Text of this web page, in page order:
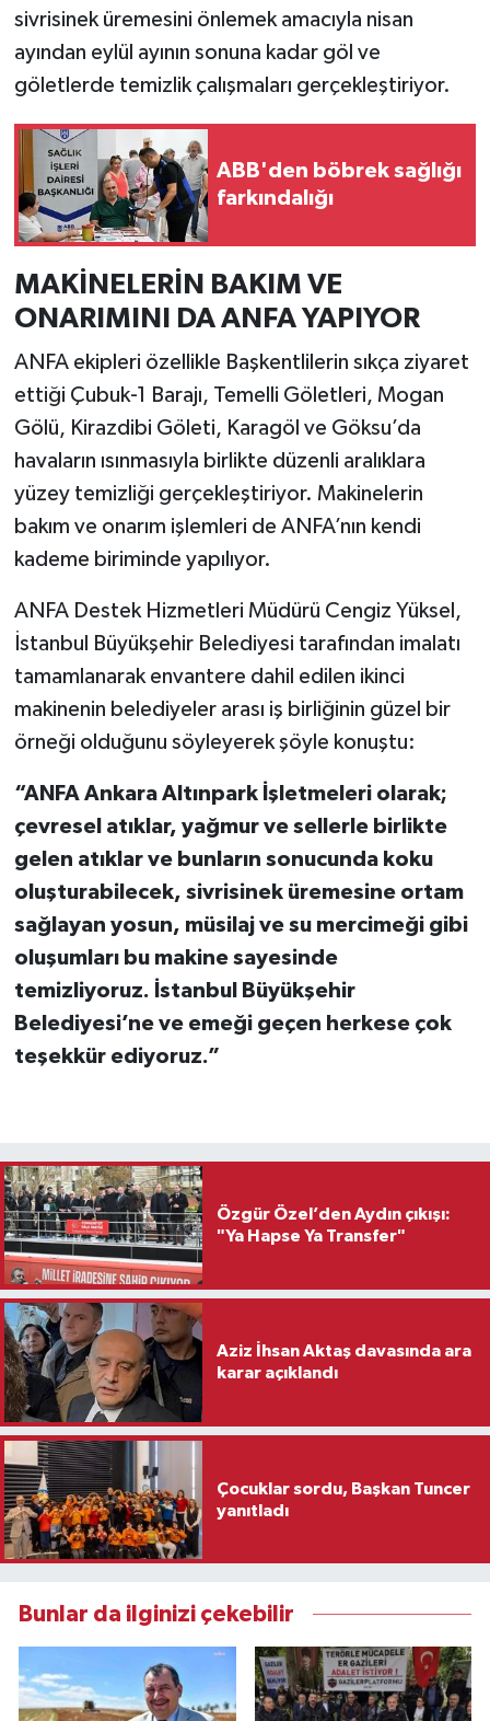
sivrisinek üremesini önlemek amacıyla nisan
ayından eylül ayının sonuna kadar göl ve
göletlerde temizlik çalışmaları gerçekleştiriyor.
ABB'den böbrek sağlığı
farkındalığı
MAKİNELERİN BAKIM VE
ONARIMINI DA ANFA YAPIYOR
ANFA ekipleri özellikle Başkentlilerin sıkça ziyaret
ettiği Çubuk-1 Barajı, Temelli Göletleri, Mogan
Gölü, Kirazdibi Göleti, Karagöl ve Göksu’da
havaların ısınmasıyla birlikte düzenli aralıklara
yüzey temizliği gerçekleştiriyor. Makinelerin
bakım ve onarım işlemleri de ANFA’nın kendi
kademe biriminde yapılıyor.
ANFA Destek Hizmetleri Müdürü Cengiz Yüksel,
İstanbul Büyükşehir Belediyesi tarafından imalatı
tamamlanarak envantere dahil edilen ikinci
makinenin belediyeler arası iş birliğinin güzel bir
örneği olduğunu söyleyerek şöyle konuştu:
“ANFA Ankara Altınpark İşletmeleri olarak;
çevresel atıklar, yağmur ve sellerle birlikte
gelen atıklar ve bunların sonucunda koku
oluşturabilecek, sivrisinek üremesine ortam
sağlayan yosun, müsilaj ve su mercimeği gibi
oluşumları bu makine sayesinde
temizliyoruz. İstanbul Büyükşehir
Belediyesi’ne ve emeği geçen herkese çok
teşekkür ediyoruz.”
Özgür Özel’den Aydın çıkışı:
"Ya Hapse Ya Transfer"
Aziz İhsan Aktaş davasında ara
karar açıklandı
Çocuklar sordu, Başkan Tuncer
yanıtladı
Bunlar da ilginizi çekebilir